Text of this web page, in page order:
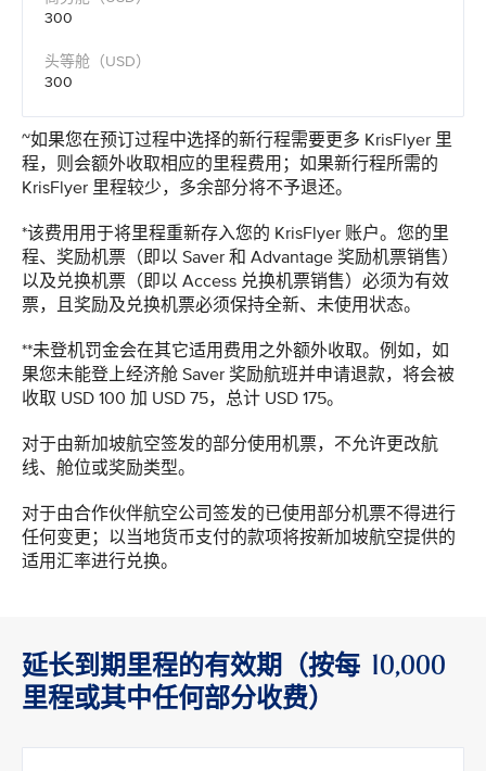
300
300
~如果您在预订过程中选择的新行程需要更多 KrisFlyer 里
程，则会额外收取相应的里程费用；如果新行程所需的
KrisFlyer 里程较少，多余部分将不予退还。
*该费用用于将里程重新存入您的 KrisFlyer 账户。您的里
程、奖励机票（即以 Saver 和 Advantage 奖励机票销售）
以及兑换机票（即以 Access 兑换机票销售）必须为有效
票，且奖励及兑换机票必须保持全新、未使用状态。
**未登机罚金会在其它适用费用之外额外收取。例如，如
果您未能登上经济舱 Saver 奖励航班并申请退款，将会被
收取 USD 100 加 USD 75，总计 USD 175。
对于由新加坡航空签发的部分使用机票，不允许更改航
线、舱位或奖励类型。
对于由合作伙伴航空公司签发的已使用部分机票不得进行
任何变更；以当地货币支付的款项将按新加坡航空提供的
适用汇率进行兑换。
延长到期里程的有效期（按每 10,000
里程或其中任何部分收费）